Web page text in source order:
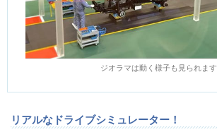
ジオラマは動く様子も見られます
リアルなドライブシミュレーター！